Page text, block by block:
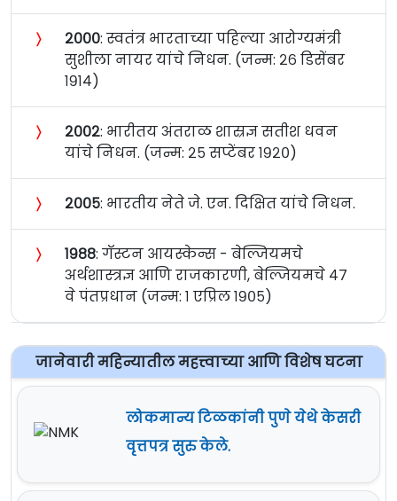
〉 २०००: स्वतंत्र भारताच्या पहिल्या आरोग्यमंत्री
सुशीला नायर यांचे निधन. (जन्म: २६ डिसेंबर
१९१४)
〉 २००२: भारीतय अंतराळ शास्रज्ञ सतीश धवन
यांचे निधन. (जन्म: २५ सप्टेंबर १९२०)
〉 २००५: भारतीय नेते जे. एन. दिक्षित यांचे निधन.
〉 १९८८: गॅस्टन आयस्केन्स - बेल्जियमचे
अर्थशास्त्रज्ञ आणि राजकारणी, बेल्जियमचे ४७
वे पंतप्रधान (जन्म: १ एप्रिल १९०५)
जानेवारी महिन्यातील महत्त्वाच्या आणि विशेष घटना
लोकमान्य टिळकांनी पुणे येथे केसरी
वृत्तपत्र सुरु केले.